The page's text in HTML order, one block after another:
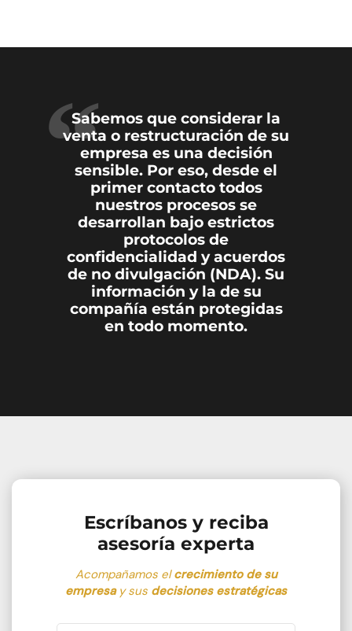
“
Sabemos que considerar la
venta o restructuración de su
empresa es una decisión
sensible. Por eso, desde el
primer contacto todos
nuestros procesos se
desarrollan bajo estrictos
protocolos de
confidencialidad y acuerdos
de no divulgación (NDA). Su
información y la de su
compañía están protegidas
en todo momento.
Escríbanos y reciba
asesoría experta
Acompañamos elcrecimiento de su
empresay sus decisiones estratégicas